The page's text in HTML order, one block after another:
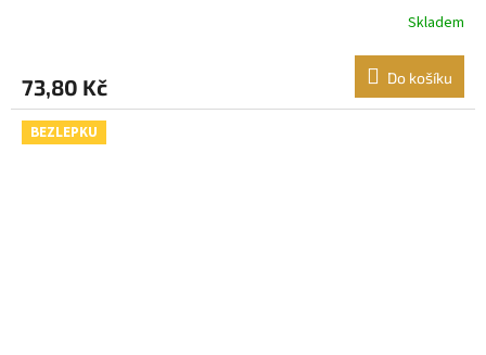
Skladem
73,80 Kč Do košíku
BEZLEPKU